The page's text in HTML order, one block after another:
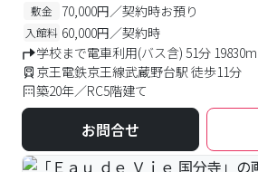
敷金 70,000円／契約時お預り
入館料 60,000円／契約時
学校まで電車利用(バス含) 51分 19830m
京王電鉄京王線武蔵野台駅 徒歩11分
築20年／RC5階建て
お問合せ